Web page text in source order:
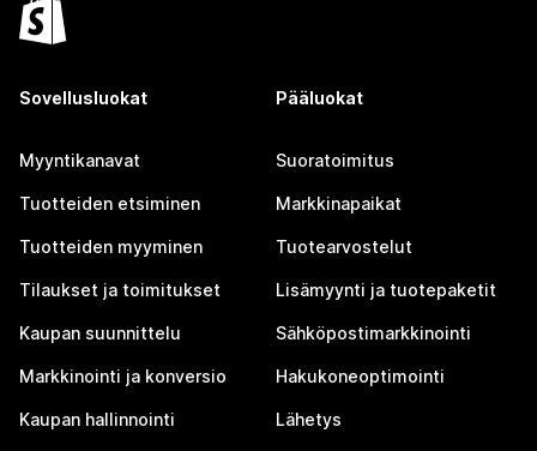
Sovellusluokat
Myyntikanavat
Tuotteiden etsiminen
Tuotteiden myyminen
Tilaukset ja toimitukset
Kaupan suunnittelu
Markkinointi ja konversio
Kaupan hallinnointi
Pääluokat
Suoratoimitus
Markkinapaikat
Tuotearvostelut
Lisämyynti ja tuotepaketit
Sähköpostimarkkinointi
Hakukoneoptimointi
Lähetys